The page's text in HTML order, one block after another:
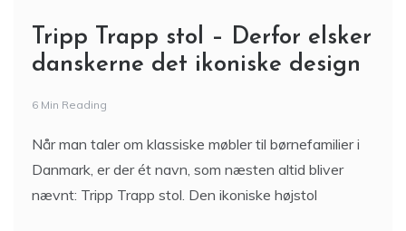
Tripp Trapp stol – Derfor elsker
danskerne det ikoniske design
6 Min Reading
Når man taler om klassiske møbler til børnefamilier i
Danmark, er der ét navn, som næsten altid bliver
nævnt: Tripp Trapp stol. Den ikoniske højstol